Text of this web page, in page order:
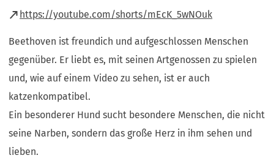
neuen
Tab)
https://youtube.com/shorts/mEcK_5wNOuk
(Öffnet
neuen
Beethoven ist freundich und aufgeschlossen Menschen
gegenüber. Er liebt es, mit seinen Artgenossen zu spielen
und, wie auf einem Video zu sehen, ist er auch
katzenkompatibel.
Ein besonderer Hund sucht besondere Menschen, die nicht
seine Narben, sondern das große Herz in ihm sehen und
lieben.